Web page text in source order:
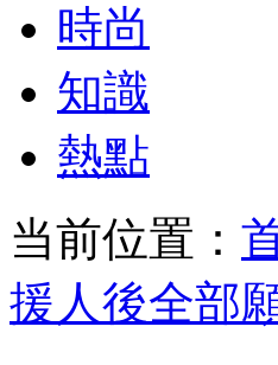
時尚
知識
熱點
当前位置：
援人後全部